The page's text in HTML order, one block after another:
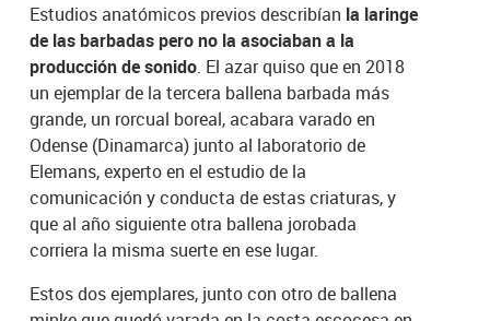
Estudios anatómicos previos describían la laringe
de las barbadas pero no la asociaban a la
producción de sonido. El azar quiso que en 2018
un ejemplar de la tercera ballena barbada más
grande, un rorcual boreal, acabara varado en
Odense (Dinamarca) junto al laboratorio de
Elemans, experto en el estudio de la
comunicación y conducta de estas criaturas, y
que al año siguiente otra ballena jorobada
corriera la misma suerte en ese lugar.
Estos dos ejemplares, junto con otro de ballena